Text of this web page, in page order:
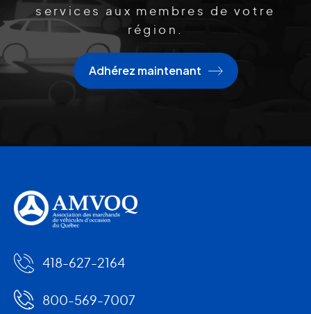
services aux membres de votre
région.
Adhérez maintenant
418-627-2164
800-569-7007